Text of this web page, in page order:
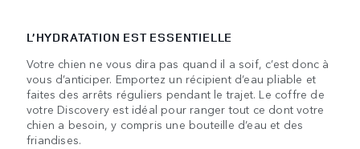
L’HYDRATATION EST ESSENTIELLE
Votre chien ne vous dira pas quand il a soif, c’est donc à
vous d’anticiper. Emportez un récipient d’eau pliable et
faites des arrêts réguliers pendant le trajet. Le coffre de
votre Discovery est idéal pour ranger tout ce dont votre
chien a besoin, y compris une bouteille d’eau et des
friandises.